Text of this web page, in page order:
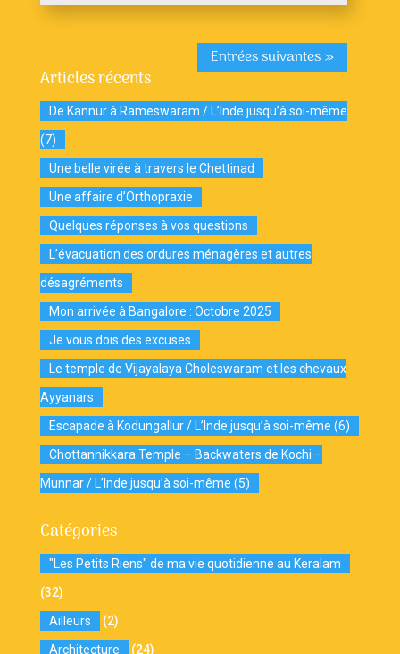
Entrées suivantes »
Articles récents
De Kannur à Rameswaram / L’Inde jusqu’à soi-même
(7)
Une belle virée à travers le Chettinad
Une affaire d’Orthopraxie
Quelques réponses à vos questions
L’évacuation des ordures ménagères et autres
désagréments
Mon arrivée à Bangalore : Octobre 2025
Je vous dois des excuses
Le temple de Vijayalaya Choleswaram et les chevaux
Ayyanars
Escapade à Kodungallur / L’Inde jusqu’à soi-même (6)
Chottannikkara Temple – Backwaters de Kochi –
Munnar / L’Inde jusqu’à soi-même (5)
Catégories
"Les Petits Riens" de ma vie quotidienne au Keralam
(32)
Ailleurs
(2)
Architecture
(24)